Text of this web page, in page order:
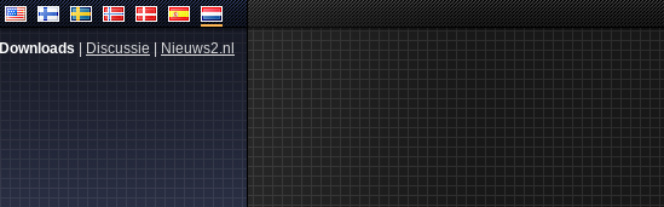
Downloads Discussie Nieuws2.nl